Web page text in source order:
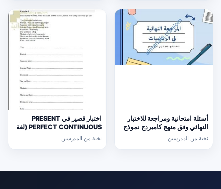
أسئلة امتحانية ومراجعة للاختبار
النهائي وفق منهج كامبردج نموذج
ثالث (رياضيات) التاسع
نخبة من المدرسين
اختبار قصير في PRESENT
PERFECT CONTINUOUS (لغة
انجليزية) حلقة ثانية
نخبة من المدرسين